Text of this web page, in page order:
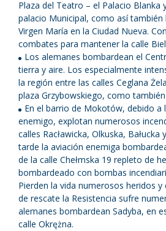
Plaza del Teatro – el Palacio Blanka
palacio Municipal, como así también
Virgen María en la Ciudad Nueva.
combates para mantener la calle
Los alemanes bombardean el
tierra y aire. Los especialmente
la región entre las calles Ceglana
plaza Grzybowskiego, como
En el barrio de Mokotów, debido a
enemigo, explotan numerosos
calles Racławicka, Olkuska, Bałucka
tarde la aviación enemiga
de la calle Chełmska 19 repleto de
bombardeado con bombas
Pierden la vida numerosos heridos
de rescate la Resistencia sufre
alemanes bombardean Sadyba, en
calle Okrężna.